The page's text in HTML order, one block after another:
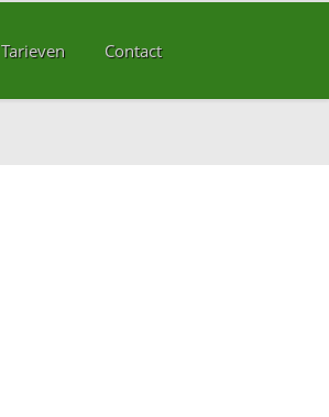
Tarieven Contact